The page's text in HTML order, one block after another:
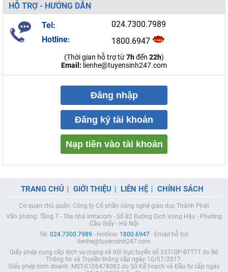
HỖ TRỢ - HƯỚNG DẪN
Tel:
024.7300.7989
Hotline:
1800.6947
(Thời gian hỗ trợ từ7hđến 22h)
Email: lienhe@tuyensinh247.com
Đăng nhập
Đăng ký tài khoản
Nạp tiền vào tài khoản
TRANG CHỦ GIỚI THIỆU LIÊN HỆ CHÍNH SÁCH
Cơ quan chủ quản: Công ty Cổ phần công nghệ giáo dục Thành Phát
Văn phòng: Tầng 7 - Tòa nhà Intracom - Số 82 Đường Dịch Vọng Hậu - Phường
Cầu Giấy - Hà Nội
Tel: 024.7300.7989 - Hotline: 1800.6947- Email hỗ trợ:
lienhe@tuyensinh247.com
Giấy phép cung cấp dịch vụ mạng xã hội trực tuyến số 337/GP-BTTTT do Bộ
Thông tin và Truyền thông cấp ngày 10/07/2017.
Giấy phép kinh doanh: MST-0106478082 do Sở Kế hoạch và Đầu tư cấp ngày